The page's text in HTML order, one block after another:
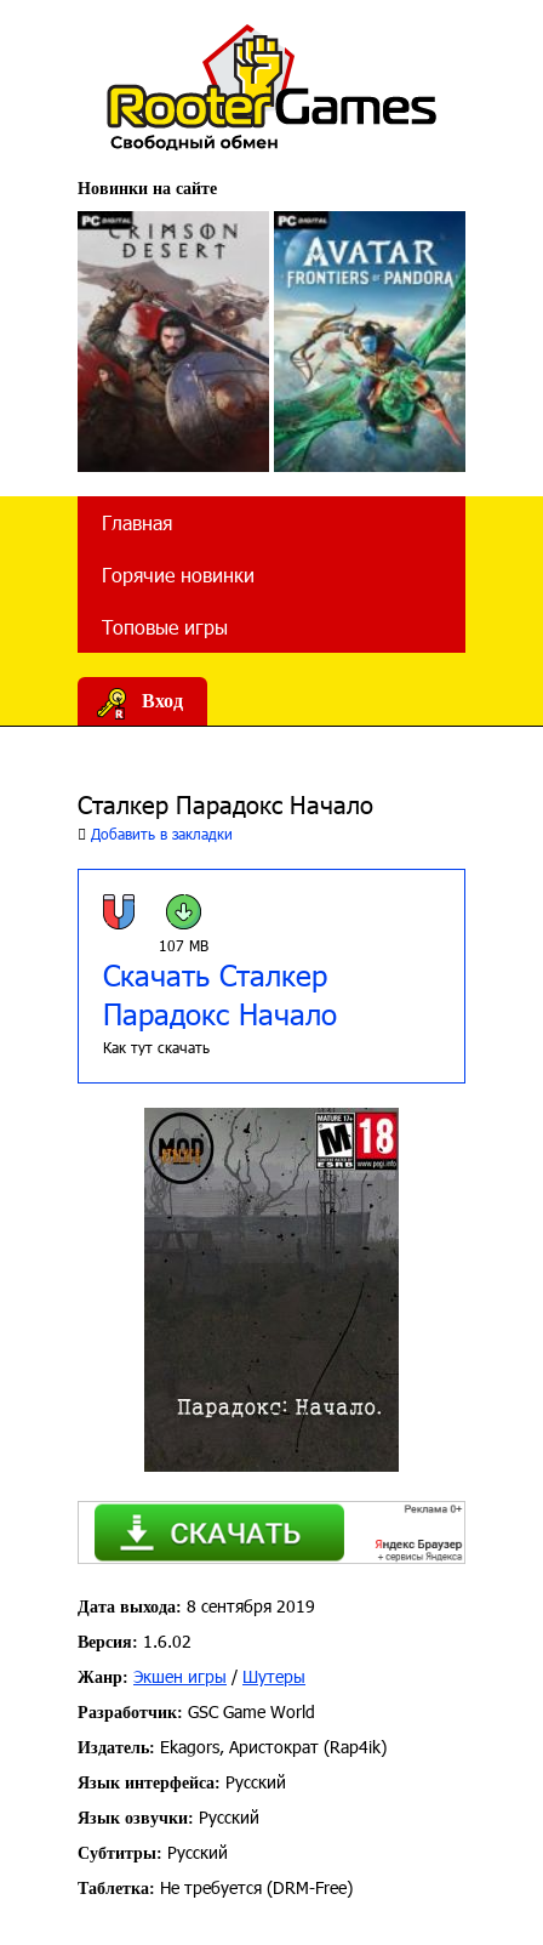
Новинки на сайте
Главная
Горячие новинки
Топовые игры
Вход
Сталкер Парадокс Начало
Добавить в закладки
107 MB
Скачать Сталкер
Парадокс Начало
Как тут скачать
Дата выхода: 8 сентября 2019
Версия: 1.6.02
Жанр: Экшен игры / Шутеры
Разработчик: GSC Game World
Издатель: Ekagors, Аристократ (Rap4ik)
Язык интерфейса: Русский
Язык озвучки: Русский
Субтитры: Русский
Таблетка: Не требуется (DRM-Free)